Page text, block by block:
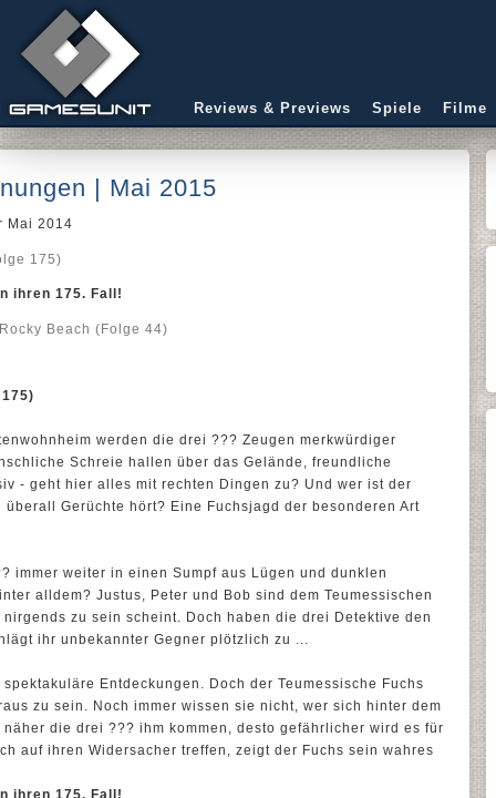
Reviews & Previews Spiele Filme
| Mai 2015
Mai 2014
175)
ihren 175. Fall!
Beach (Folge 44)
werden die drei ??? Zeugen merkwürdiger
Schreie hallen über das Gelände, freundliche
- geht hier alles mit rechten Dingen zu? Und wer ist der
überall Gerüchte hört? Eine Fuchsjagd der besonderen Art
immer weiter in einen Sumpf aus Lügen und dunklen
alldem? Justus, Peter und Bob sind dem Teumessischen
zu sein scheint. Doch haben die drei Detektive den
ihr unbekannter Gegner plötzlich zu ...
Entdeckungen. Doch der Teumessische Fuchs
zu sein. Noch immer wissen sie nicht, wer sich hinter dem
die drei ??? ihm kommen, desto gefährlicher wird es für
auf ihren Widersacher treffen, zeigt der Fuchs sein wahres
ihren 175. Fall!